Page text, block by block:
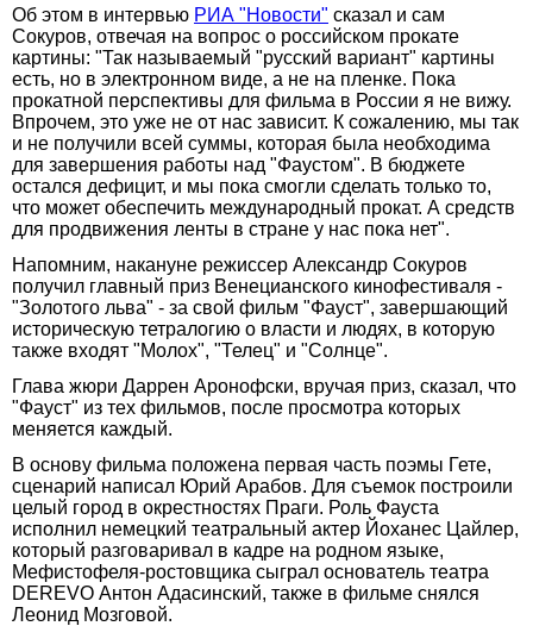
Об этом в интервью РИА "Новости" сказал и сам
Сокуров, отвечая на вопрос о российском прокате
картины: "Так называемый "русский вариант" картины
есть, но в электронном виде, а не на пленке. Пока
прокатной перспективы для фильма в России я не вижу.
Впрочем, это уже не от нас зависит. К сожалению, мы так
и не получили всей суммы, которая была необходима
для завершения работы над "Фаустом". В бюджете
остался дефицит, и мы пока смогли сделать только то,
что может обеспечить международный прокат. А средств
для продвижения ленты в стране у нас пока нет".
Напомним, накануне режиссер Александр Сокуров
получил главный приз Венецианского кинофестиваля -
"Золотого льва" - за свой фильм "Фауст", завершающий
историческую тетралогию о власти и людях, в которую
также входят "Молох", "Телец" и "Солнце".
Глава жюри Даррен Аронофски, вручая приз, сказал, что
"Фауст" из тех фильмов, после просмотра которых
меняется каждый.
В основу фильма положена первая часть поэмы Гете,
сценарий написал Юрий Арабов. Для съемок построили
целый город в окрестностях Праги. Роль Фауста
исполнил немецкий театральный актер Йоханес Цайлер,
который разговаривал в кадре на родном языке,
Мефистофеля-ростовщика сыграл основатель театра
DEREVO Антон Адасинский, также в фильме снялся
Леонид Мозговой.